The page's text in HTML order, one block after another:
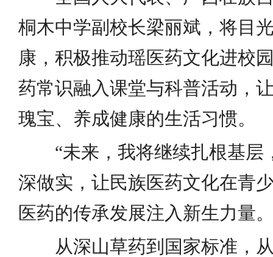
桐木中学副校长梁丽斌，将目
康，积极推动瑶医药文化进校
药常识融入课堂与科普活动，
瑰宝、养成健康的生活习惯。
“未来，我将继续扎根基层
深做实，让民族医药文化在青
医药的传承发展注入新生力量
从深山草药到国家标准，